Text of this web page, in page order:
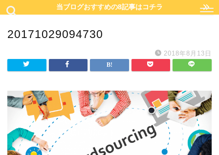
当ブログおすすめの8記事はコチラ
20171029094730
2018年8月13日